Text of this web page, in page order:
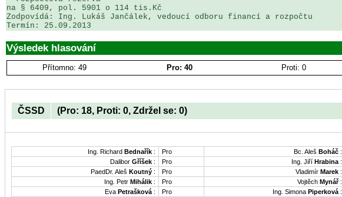
na § 6409, pol. 5901 o 114 tis.Kč
Zodpovídá: Ing. Lukáš Jančálek, vedoucí odboru financí a rozpočtu
Termín: 25.09.2013
Výsledek hlasování
Přítomno: 49 Pro: 40 Proti: 0
ČSSD (Pro: 18, Proti: 0, Zdržel se: 0)
Ing. Richard Bednařík : Pro Bc. Aleš Boháč :
Dalibor Gříšek : Pro Ing. Jiří Hrabina :
PaedDr. Aleš Koutný : Pro Vladimír Marek :
Ing. Petr Mihálik : Pro Vojtěch Mynář:
Eva Petrašková : Pro Ing. Simona Piperková :